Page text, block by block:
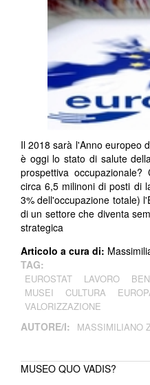
Il 2018 sarà l'Anno europeo
è oggi lo stato di salute
prospettiva
circa 6,5 milinoni di posti di
3% dell'occupazione totale)
di un settore che diventa
strategica
Articolo a cura di:
TAG:
EUROSTAT LAVORO
MUSEI
CULTURA
VALORIZZAZIONE
AUTORE/I: MASSIMILIANO
MUSEO QUO VADIS?